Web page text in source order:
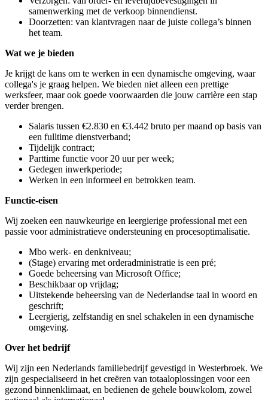
samenwerking met de verkoop binnendienst.
Doorzetten: van klantvragen naar de juiste collega’s binnen
het team.
Wat we je bieden
Je krijgt de kans om te werken in een dynamische omgeving, waar
collega's je graag helpen. We bieden niet alleen een prettige
werksfeer, maar ook goede voorwaarden die jouw carrière een stap
verder brengen.
Salaris tussen €2.830 en €3.442 bruto per maand op basis van
een fulltime dienstverband;
Tijdelijk contract;
Parttime functie voor 20 uur per week;
Gedegen inwerkperiode;
Werken in een informeel en betrokken team.
Functie-eisen
Wij zoeken een nauwkeurige en leergierige professional met een
passie voor administratieve ondersteuning en procesoptimalisatie.
Mbo werk- en denkniveau;
(Stage) ervaring met orderadministratie is een pré;
Goede beheersing van Microsoft Office;
Beschikbaar op vrijdag;
Uitstekende beheersing van de Nederlandse taal in woord en
geschrift;
Leergierig, zelfstandig en snel schakelen in een dynamische
omgeving.
Over het bedrijf
Wij zijn een Nederlands familiebedrijf gevestigd in Westerbroek. We
zijn gespecialiseerd in het creëren van totaaloplossingen voor een
gezond binnenklimaat, en bedienen de gehele bouwkolom, zowel